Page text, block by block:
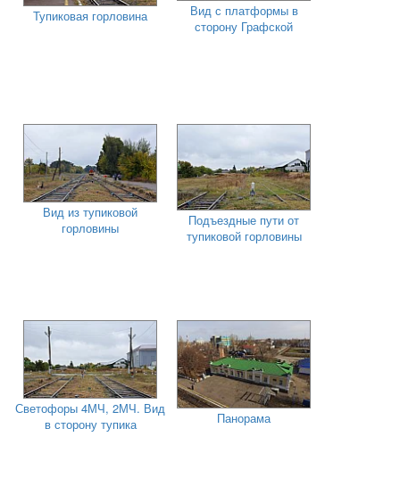
Тупиковая горловина
Вид с платформы в
сторону Графской
Вид из тупиковой
горловины
Подъездные пути от
тупиковой горловины
Светофоры 4МЧ, 2МЧ. Вид
в сторону тупика
Панорама